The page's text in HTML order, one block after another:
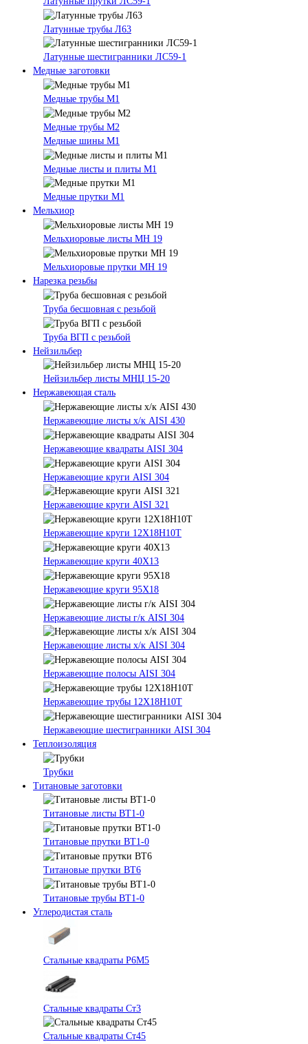
Латунные трубы Л63
Латунные шестигранники ЛС59-1
Медные заготовки
Медные трубы М1
Медные трубы М2
Медные шины М1
Медные листы и плиты М1
Медные прутки М1
Мельхиор
Мельхиоровые листы МН 19
Мельхиоровые прутки МН 19
Нарезка резьбы
Труба бесшовная с резьбой
Труба ВГП с резьбой
Нейзильбер
Нейзильбер листы МНЦ 15-20
Нержавеющая сталь
Нержавеющие листы х/к AISI 430
Нержавеющие квадраты AISI 304
Нержавеющие круги AISI 304
Нержавеющие круги AISI 321
Нержавеющие круги 12Х18Н10Т
Нержавеющие круги 40Х13
Нержавеющие круги 95Х18
Нержавеющие листы г/к AISI 304
Нержавеющие листы х/к AISI 304
Нержавеющие полосы AISI 304
Нержавеющие трубы 12Х18Н10Т
Нержавеющие шестигранники AISI 304
Теплоизоляция
Трубки
Титановые заготовки
Титановые листы ВТ1-0
Титановые прутки ВТ1-0
Титановые прутки ВТ6
Титановые трубы ВТ1-0
Углеродистая сталь
Стальные квадраты Р6М5
Стальные квадраты Ст3
Стальные квадраты Ст45